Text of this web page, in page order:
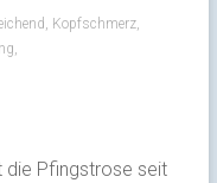
Kopfschmerz,
die Pfingstrose seit